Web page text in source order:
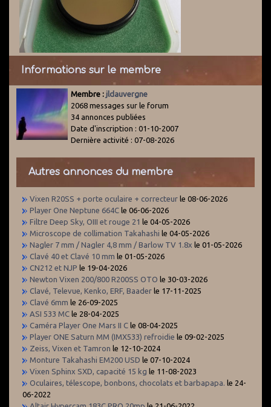
Informations sur le membre
Membre : jldauvergne
2068 messages sur le forum
34 annonces publiées
Date d'inscription : 01-10-2007
Dernière activité : 07-08-2026
Autres annonces du membre
Vixen R20SS + porte oculaire + correcteur le 08-06-2026
Player One Neptune 664C le 06-06-2026
Filtre Deep Sky, OIII et rouge 21 le 04-05-2026
Microscope de collimation Takahashi le 04-05-2026
Nagler 7 mm / Nagler 4,8 mm / Barlow TV 1.8x le 01-05-2026
Clavé 40 et Clavé 10 mm le 01-05-2026
CN212 et NJP le 19-04-2026
Newton Vixen 200/800 R200SS OTO le 30-03-2026
Clavé, Televue, Kenko, ERF, Baader le 17-11-2025
Clavé 6mm le 26-09-2025
ASI 533 MC le 28-04-2025
Caméra Player One Mars II C le 08-04-2025
Player ONE Saturn MM (IMX533) refroidie le 09-02-2025
Zeiss, Vixen et Tamron le 12-10-2024
Monture Takahashi EM200 USD le 07-10-2024
Vixen Sphinx SXD, capacité 15 kg le 11-08-2023
Oculaires, télescope, bonbons, chocolats et barbapapa. le 24-
06-2022